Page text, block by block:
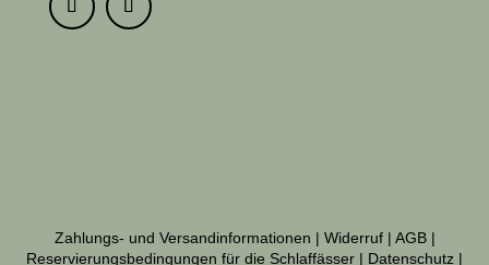
Zahlungs- und Versandinformationen | Widerruf| AGB|
Reservierungsbedingungen für die Schlaffässer | Datenschutz |